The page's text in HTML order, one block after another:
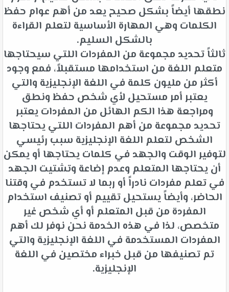
نطقها أيضاً بشكل صحيح يعد من أهم عوام حفظ
الكلمات وهي المهارة الأساسية لتعلم القراءة
بالشكل السليم.
ثالثاً تحديد مجموعة من المفردات اللتي سيحتاجها
متعلم اللغة من استخدامها مستقبلاً، فمع وجود
أكثر من مليون كلمة في اللغة الإنجليزية والتي
يعتبر أمر مستحيل لأي شخص حفظ ونطق
ومراجعة هذا الكم الهائل من المفردات يعتبر
تحديد مجموعة من أهم المفردات اللتي يحتاجها
الشخص لتعلم اللغة الإنجليزية سبب رئيسي
لتوفير الوقت والجهد في كلمات يحتاجها أو يمكن
أن يحتاجها المتعلم وعدم إضاعة وتشتيت الجهد
في تعلم مفردات نادراً أو ربما لا تستخدم في وقتنا
الحاضر، وأيضاً يستحيل تقييم أو تصنيف استخدام
المفردة من قبل المتعلم أو أي شخص غير
متخصص، لذا في هذه الخدمة نحن نوفر لك أهم
المفردات المستخدمة في اللغة الإنجليزية والتي
تم تصنيفها من قبل خبراء مختصين في اللغة
الإنجليزية.